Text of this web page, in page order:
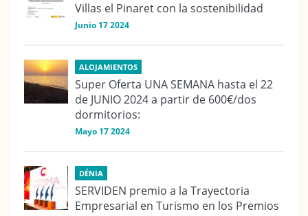
Villas el Pinaret con la sostenibilidad
Junio 17 2024
ALOJAMIENTOS
Super Oferta UNA SEMANA hasta el 22
de JUNIO 2024 a partir de 600€/dos
dormitorios:
Mayo 17 2024
DÉNIA
SERVIDEN premio a la Trayectoria
Empresarial en Turismo en los Premios